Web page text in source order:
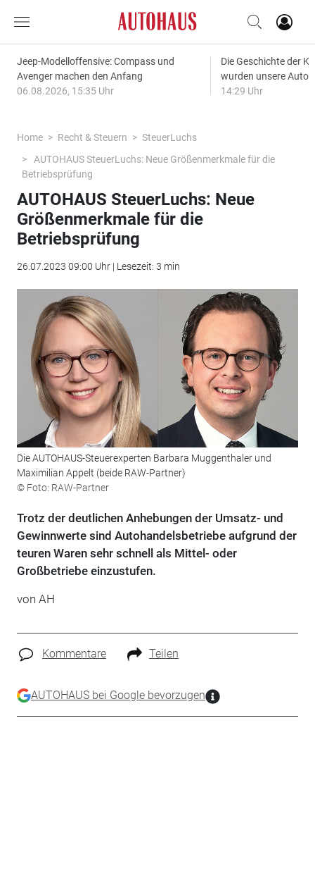
Jeep-Modelloffensive: Compass und
Avenger machen den Anfang
06.08.2026, 15:35 Uhr
Die Geschichte der
wurden unsere
14:29 Uhr
Home Recht & Steuern
SteuerLuchs
AUTOHAUS SteuerLuchs: Neue Größenmerkmale für die
Betriebsprüfung
AUTOHAUS SteuerLuchs: Neue
Größenmerkmale für die
Betriebsprüfung
26.07.2023 09:00 Uhr | Lesezeit: 3 min
Die AUTOHAUS-Steuerexperten Barbara Muggenthaler und
Maximilian Appelt (beide RAW-Partner)
© Foto: RAW-Partner
Trotz der deutlichen Anhebungen der Umsatz- und
Gewinnwerte sind Autohandelsbetriebe aufgrund der
teuren Waren sehr schnell als Mittel- oder
Großbetriebe einzustufen.
von AH
Kommentare Teilen
AUTOHAUS bei Google bevorzugen